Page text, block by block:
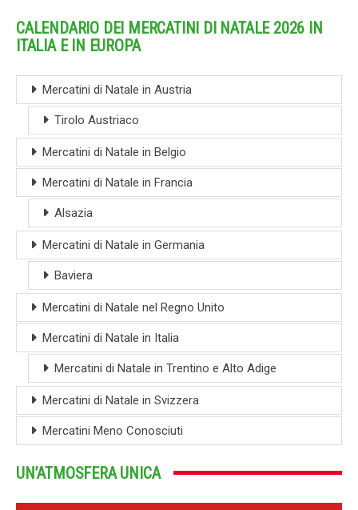
CALENDARIO DEI MERCATINI DI NATALE 2026 IN
ITALIA E IN EUROPA
Mercatini di Natale in Austria
Tirolo Austriaco
Mercatini di Natale in Belgio
Mercatini di Natale in Francia
Alsazia
Mercatini di Natale in Germania
Baviera
Mercatini di Natale nel Regno Unito
Mercatini di Natale in Italia
Mercatini di Natale in Trentino e Alto Adige
Mercatini di Natale in Svizzera
Mercatini Meno Conosciuti
UN’ATMOSFERA UNICA